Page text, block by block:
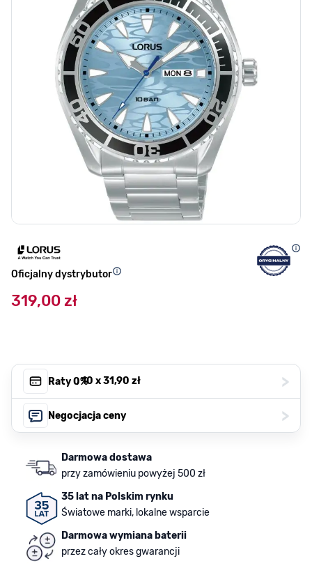
Oficjalny dystrybutor
319,00 zł
Raty 0%, 10 x31,90 zł >
Negocjacja ceny >
Darmowa dostawa
przy zamówieniu powyżej 500 zł
35 lat na Polskim rynku
Światowe marki, lokalne wsparcie
Darmowa wymiana baterii
przez cały okres gwarancji